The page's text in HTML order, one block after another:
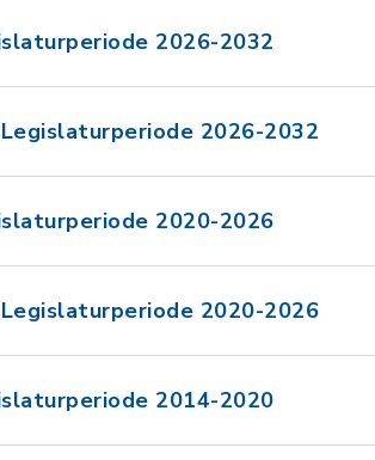
2026-2032
2026-2032
2020-2026
Legislaturperiode 2020-2026
2014-2020